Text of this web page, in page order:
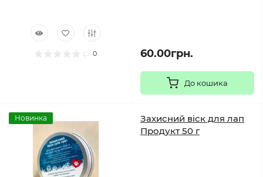
0 60.00грн.
До кошика
Новинка
Захисний віск для лап
Продукт 50 г